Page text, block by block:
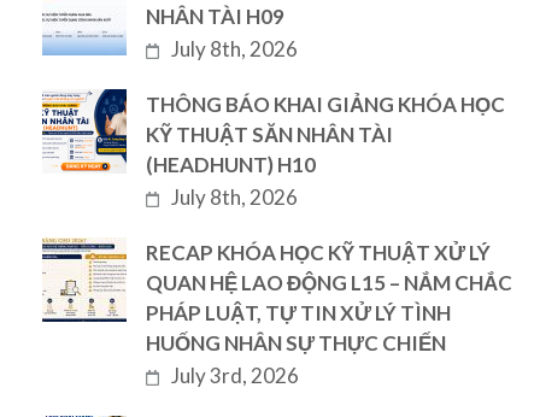
NHÂN TÀI H09
July 8th, 2026
THÔNG BÁO KHAI GIẢNG KHÓA HỌC
KỸ THUẬT SĂN NHÂN TÀI
(HEADHUNT) H10
July 8th, 2026
RECAP KHÓA HỌC KỸ THUẬT XỬ LÝ
QUAN HỆ LAO ĐỘNG L15 – NẮM CHẮC
PHÁP LUẬT, TỰ TIN XỬ LÝ TÌNH
HUỐNG NHÂN SỰ THỰC CHIẾN
July 3rd, 2026